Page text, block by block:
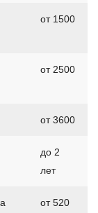
от 1500
от 2500
от 3600
до 2
лет
от 520